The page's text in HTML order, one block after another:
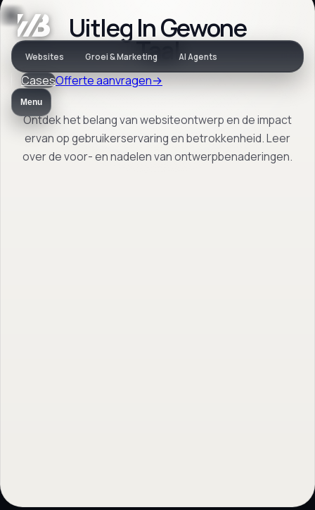
Websites Groei & Marketing AI Agents
CasesOfferte aanvragen→
Menu
Vaktaal
Wat is
Websiteontwerp?
Uitleg In Gewone
Taal
Ontdek het belang van websiteontwerp en de impact
ervan op gebruikerservaring en betrokkenheid. Leer
over de voor- en nadelen van ontwerpbenaderingen.